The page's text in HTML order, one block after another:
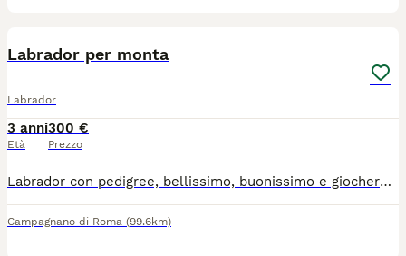
Labrador per monta
Labrador
3 anni
Età
300 €
Prezzo
Labrador con pedigree, bellissimo, buonissimo e giocherellone come tutti i labrador, nome Ernest, per gli amici Pepe.
Campagnano di Roma (99.6km)